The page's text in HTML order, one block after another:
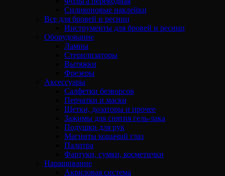
Силиконовые наклейки
Все для бровей и ресниц
Инструменты для бровей и ресниц
Оборудование
Лампы
Стерилизаторы
Вытяжки
Фрезеры
Аксессуары
Салфетки безворсов
Перчатки и маски
Щетки, дозаторы и прочее
Зажимы для снятия гель-лака
Подушки для рук
Магниты кошачий глаз
Палитра
Фартуки, сумки, косметички
Наращивание
Акриловая система